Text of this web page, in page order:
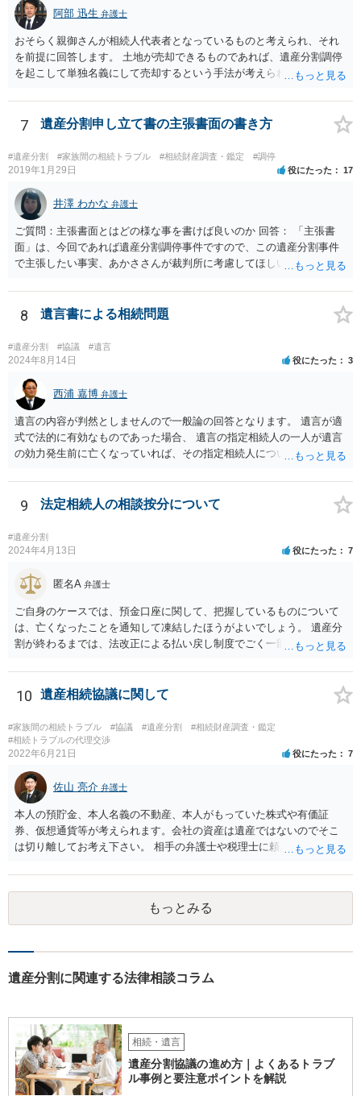
阿部 迅生 弁護士
おそらく親御さんが相続人代表者となっているものと考えられ、それ
を前提に回答します。 土地が売却できるものであれば、遺産分割調停
を起こして単独名義にして売却するという手法が考えられます。 相続
ではないです。問題は売却できる土地かどうかとどの程度で売却でき
るかになります。 売却できない又は売却できたとしてもわずかな金額
であるとなれば、共有持ち分の放棄ができるかの検討になりますが、
放棄できたとしても時間と費用はかかるので、固定資産税の金額と比
較して費用対効果があるかどうかという検討になります。
7 遺産分割申し立て書の主張書面の書き方
#遺産分割 #家族間の相続トラブル #相続財産調査・鑑定 #調停
2019年1月29日 役にたった 17
井澤 わかな 弁護士
ご質問：主張書面とはどの様な事を書けば良いのか 回答： 「主張書
面」は、今回であれば遺産分割調停事件ですので、この遺産分割事件
で主張したい事実、あかささんが裁判所に考慮してほしいと思う、亡
ります。 もし、主張したい事実や考慮してほしい事情に関連して
資料を持っているようであれば、主張書面とは別で提出できます。も
し、お姉さんに見られたくないような資料がある場合、「非開示の希
望に関する申出書」と共に提出することも考えられます。 ご質問：書
いた方が良い事と書かない方が良い事 回答： お姉さんが申立書の「申
立ての趣旨」のところに書いている遺産の分け方に対して意見があれ
ば、まずそれを書くとよいです。 次に「申立ての理由」のところに、
なぜ調停を申し立てたのか(例えば、あかささんと話合いが出来ない／
決裂した、など)や亡くなった方・あかささん・お姉さん間の事情やい
きさつなどが書かれていると思うので、あかささんから見てそれは違
うと感じるところは、どのように違うのか、など書くとよいです。 そ
(例えば、○○のときにお姉さんは亡くなった方からお金を援助してもら
産分割に関係ない(と思われる)いきさつを沢山盛り込むことだと考えま
す(あくまで遺産分割に関係することに留める方が、裁判所や調停委員
8 遺言書による相続問題
#遺産分割 #協議 #遺言
2024年8月14日 役にたった 3
西浦 嘉博 弁護士
遺言の内容が判然としませんので一般論の回答となります。 遺言が適
式で法的に有効なものであった場合、 遺言の指定相続人の一人が遺言
の効力発生前に亡くなっていれば、その指定相続人について遺言が記
遺言に基づいて、生存されている指定相続人は遺言通りに遺言者の財
産を相続することができます。 次に、既に亡くなっている指定相続人
宛に遺贈が記載されていた相続財産については、遺言者の意思が確認
できないので、一般的な相続財産として、法に基づいて法定相続分を
有する相続権者により遺産分割が行われることになります。 この際、
続人の子供さん方になります。
9 法定相続人の相談按分について
#遺産分割
2024年4月13日 役にたった 7
匿名A 弁護士
ご自身のケースでは、預金口座に関して、把握しているものについて
は、亡くなったことを通知して凍結したほうがよいでしょう。 遺産分
割が終わるまでは、法改正による払い戻し制度でごく一部を引き出せ
も預金を自由にできない）。
10 遺産相続協議に関して
#家族間の相続トラブル #協議 #遺産分割
#相続財産調査・鑑定
#相続トラブルの代理交渉
2022年6月21日 役にたった 7
佐山 亮介 弁護士
本人の預貯金、本人名義の不動産、本人がもっていた株式や有価証
券、仮想通貨等が考えられます。会社の資産は遺産ではないのでそこ
は切り離してお考え下さい。 相手の弁護士や税理士に頼んでも守秘義
意に開示を求め、応じなければ「調査嘱託」という手続きを使って銀
行等に照会をかけることになるでしょう。 不動産は、相続登記が済ん
でいなければ市役所ないし区役所に、お子様と義父様のつながりがわ
かる戸籍一式を揃えてもちこみ、「名寄せ」という手続きをすると、
探すことになるでしょう。 代理人弁護士を立てられるのはおすすめで
報酬基準を踏まえて価格設定している弁護士は一定数いると思います
ので、それが一応の目安となるでしょう。
もっとみる
遺産分割に関連する法律相談コラム
相続・遺言
遺産分割協議の進め方｜よくあるトラブ
ル事例と要注意ポイントを解説